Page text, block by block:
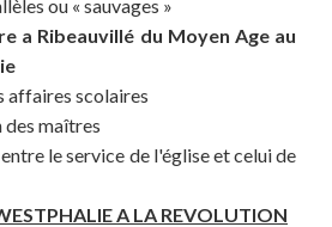
ou « sauvages »
a Ribeauvillé du Moyen Age au
scolaires
maîtres
le service de l'église et celui de
A LA REVOLUTION